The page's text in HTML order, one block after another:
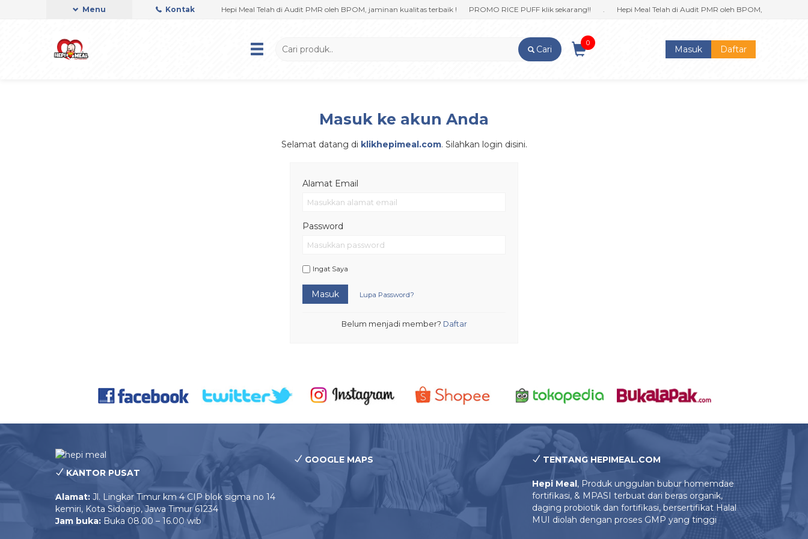
Menu Kontak Hepi Meal Telah di Audit PMR oleh BPOM, jaminan kualitas terbaik ! PROMO RICE PUFF klik sekarang!! Hepi Meal Telah di Audit PMR oleh BPOM, jaminan
Cari
0
Masuk Daftar
Masuk ke akun Anda
Selamat datang di klikhepimeal.com. Silahkan login disini.
Alamat Email
Password
Ingat Saya
Masuk Lupa Password?
Belum menjadi member? Daftar
KANTOR PUSAT
Alamat: Jl. Lingkar Timur km 4 CIP blok sigma no 14
kemiri, Kota Sidoarjo, Jawa Timur 61234
Jam buka: Buka 08.00 – 16.00 wib
GOOGLE MAPS TENTANG HEPIMEAL.COM
Hepi Meal , Produk unggulan bubur homemdae
fortifikasi, & MPASI terbuat dari beras organik,
daging probiotik dan fortifikasi, bersertifikat Halal
MUI diolah dengan proses GMP yang tinggi